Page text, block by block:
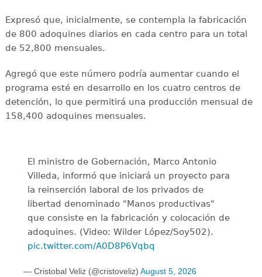
Expresó que, inicialmente, se contempla la fabricación
de 800 adoquines diarios en cada centro para un total
de 52,800 mensuales.
Agregó que este número podría aumentar cuando el
programa esté en desarrollo en los cuatro centros de
detención, lo que permitirá una producción mensual de
158,400 adoquines mensuales.
El ministro de Gobernación, Marco Antonio
Villeda, informó que iniciará un proyecto para
la reinserción laboral de los privados de
libertad denominado "Manos productivas"
que consiste en la fabricación y colocación de
adoquines. (Video: Wilder López/Soy502).
pic.twitter.com/A0D8P6Vqbq
— Cristobal Veliz (@cristoveliz) August 5, 2026